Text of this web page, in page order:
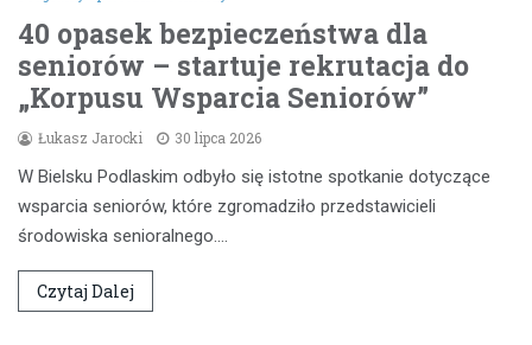
40 opasek bezpieczeństwa dla
seniorów – startuje rekrutacja do
„Korpusu Wsparcia Seniorów”
Łukasz Jarocki 30 lipca 2026
W Bielsku Podlaskim odbyło się istotne spotkanie dotyczące
wsparcia seniorów, które zgromadziło przedstawicieli
środowiska senioralnego.…
Czytaj Dalej